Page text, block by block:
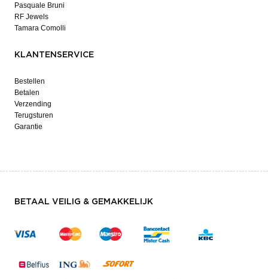
Pasquale Bruni
RF Jewels
Tamara Comolli
KLANTENSERVICE
Bestellen
Betalen
Verzending
Terugsturen
Garantie
BETAAL VEILIG & GEMAKKELIJK